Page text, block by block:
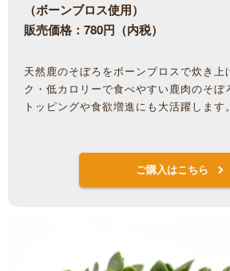
（ボーンブロス使用）
販売価格：780円（内税）
天然鹿のそぼろをボーンブロスで炊き上
ク・低カロリーで食べやすい鹿肉のそぼ
トッピングや食欲増進にも大活躍します。
ご購入はこちら